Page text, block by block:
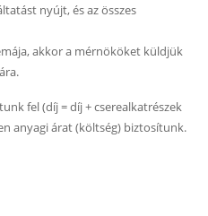
nyújt, és az összes
akkor a mérnököket küldjük
fel (díj = díj + cserealkatrészek
anyagi árat (költség) biztosítunk.